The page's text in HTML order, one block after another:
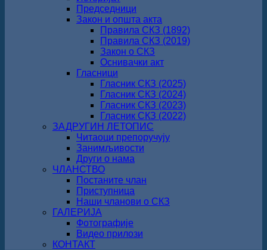
Председници
Закон и општа акта
Правила СКЗ (1892)
Правила СКЗ (2019)
Закон о СКЗ
Оснивачки акт
Гласници
Гласник СКЗ (2025)
Гласник СКЗ (2024)
Гласник СКЗ (2023)
Гласник СКЗ (2022)
ЗАДРУГИН ЛЕТОПИС
Читаоци препоручују
Занимљивости
Други о нама
ЧЛАНСТВО
Постаните члан
Приступница
Наши чланови о СКЗ
ГАЛЕРИЈА
Фотографије
Видео прилози
КОНТАКТ